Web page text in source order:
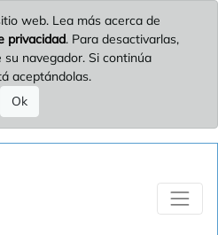
web. Lea más acerca de
privacidad. Para desactivarlas,
navegador. Si continúa
aceptándolas.
Ok